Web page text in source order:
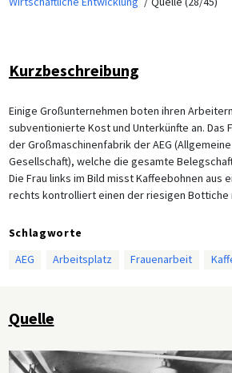
Kurzbeschreibung
Einige Großunternehmen boten ihren
subventionierte Kost und Unterkünfte an. Das
der Großmaschinenfabrik der AEG
Gesellschaft), welche die gesamte
Die Frau links im Bild misst Kaffeebohnen aus
rechts kontrolliert einen der riesigen Bottiche
Schlagworte
AEG
Arbeitsplatz Frauenarbeit
Quelle